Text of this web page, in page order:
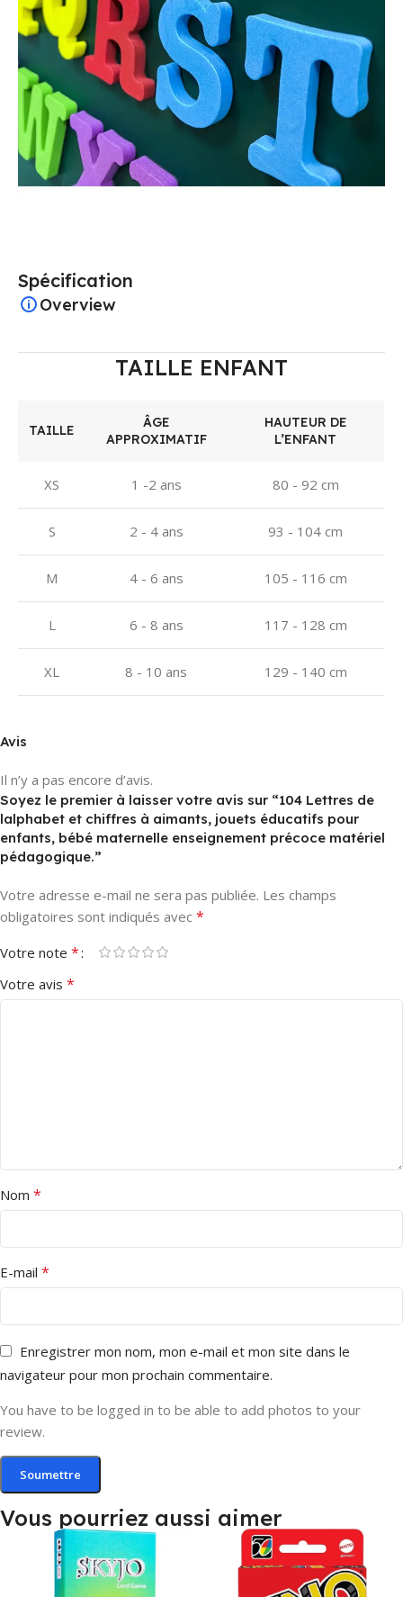
Spécification
Overview
TAILLE ENFANT
TAILLE
ÂGE
APPROXIMATIF
HAUTEUR DE
L’ENFANT
XS 1 -2 ans 80 - 92 cm
S 2 - 4 ans 93 - 104 cm
M 4 - 6 ans 105 - 116 cm
L 6 - 8 ans 117 - 128 cm
XL 8 - 10 ans 129 - 140 cm
Avis
Il n’y a pas encore d’avis.
Soyez le premier à laisser votre avis sur “104 Lettres de
lalphabet et chiffres à aimants, jouets éducatifs pour
enfants, bébé maternelle enseignement précoce matériel
pédagogique.”
Votre adresse e-mail ne sera pas publiée. Les champs
obligatoires sont indiqués avec *
Votre note *
Votre avis *
Nom *
E-mail *
Enregistrer mon nom, mon e-mail et mon site dans le
navigateur pour mon prochain commentaire.
You have to be logged in to be able to add photos to your
review.
Vous pourriez aussi aimer